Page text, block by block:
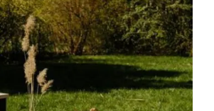
IN DEN WARENKORB
/